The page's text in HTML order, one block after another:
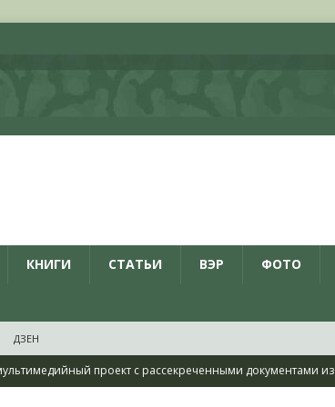
КНИГИ СТАТЬИ ВЭР ФОТО
ДЗЕН
проект с рассекреченными документами из